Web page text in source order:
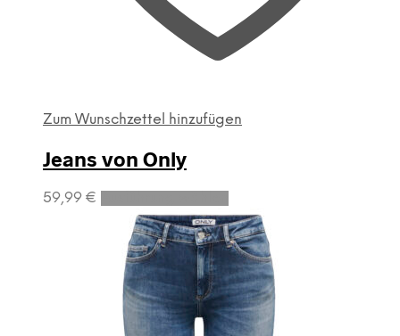
Zum Wunschzettel hinzufügen
Jeans von Only
59,99 €
Dieses
Produkt
weist
mehrere
Varianten
auf.
Die
Optionen
können